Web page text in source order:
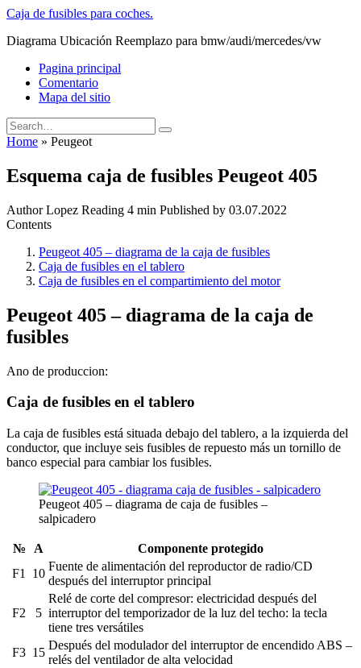
Skip
content
Caja de fusibles para coches.
Diagrama Ubicación Reemplazo para bmw/audi/mercedes/vw
Pagina principal
Comentario
Mapa del sitio
Search
for:
Home » Peugeot
Esquema caja de fusibles Peugeot 405
AuthorLopez Reading 4 min Published by 03.07.2022
Contents
Peugeot 405 – diagrama de la caja de fusibles
Caja de fusibles en el tablero
Caja de fusibles en el compartimiento del motor
Peugeot 405 – diagrama de la caja de
fusibles
Ano de produccion:
Caja de fusibles en el tablero
La caja de fusibles está situada debajo del tablero, a la izquierda del
conductor, que incluye seis fusibles de repuesto más un tornillo de
banco especial para cambiar los fusibles.
Peugeot 405 – diagrama de caja de fusibles –
salpicadero
№ A
Componente protegido
F1
10
Fuente de alimentación del reproductor de radio/CD
después del interruptor principal
F2 5
Relé de corte del compresor: electricidad después del
interruptor del temporizador de la luz del techo: la tecla
tiene tres versátiles
F3 15
Después del modulador del interruptor de encendido ABS –
relés del ventilador de alta velocidad